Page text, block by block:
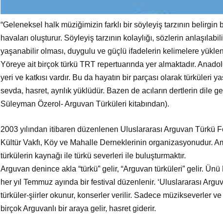
“Geleneksel halk müziğimizin farklı bir söyleyiş tarzının
havaları oluşturur. Söyleyiş tarzının kolaylığı, sözlerin
yaşanabilir olması, duygulu ve güçlü ifadelerin kelimelere
Yöreye ait birçok türkü TRT repertuarında yer almaktadır.
yeri ve katkısı vardır. Bu da hayatın bir parçası olarak türküleri
sevda, hasret, ayrılık yüklüdür. Bazen de acıların dertlerin dile
Süleyman Özerol- Arguvan Türküleri kitabından).
2003 yılından itibaren düzenlenen Uluslararası Arguvan
Kültür Vakfı, Köy ve Mahalle Derneklerinin organizasyonudur.
türkülerin kaynağı ile türkü severleri ile buluşturmaktır.
Arguvan denince akla “türkü” gelir, “Arguvan türküleri” gelir. Ünü
her yıl Temmuz ayında bir festival düzenlenir. ‘Uluslararası
türküler-şiirler okunur, konserler verilir. Sadece müzikseverler
birçok Arguvanlı bir araya gelir, hasret giderir.